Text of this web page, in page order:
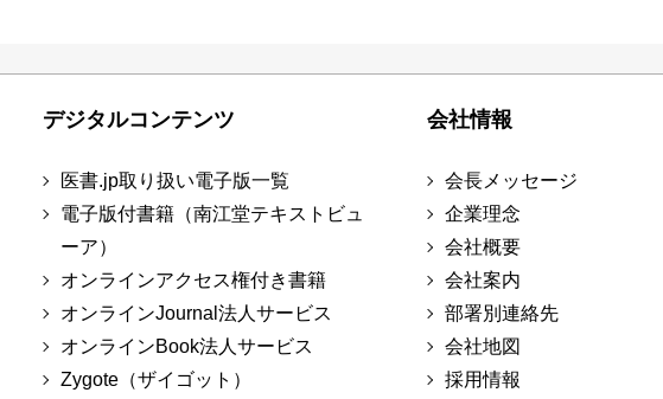
デジタルコンテンツ
医書.jp取り扱い電子版一覧
電子版付書籍（南江堂テキストビュ
ーア）
オンラインアクセス権付き書籍
オンラインJournal法人サービス
オンラインBook法人サービス
Zygote（ザイゴット）
会社情報
会長メッセージ
企業理念
会社概要
会社案内
部署別連絡先
会社地図
採用情報